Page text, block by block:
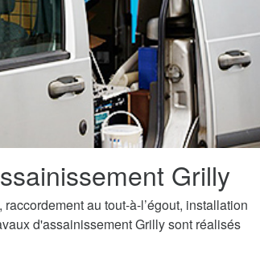
Grilly
au tout-à-l’égout, installation
d'assainissement Grilly sont réalisés